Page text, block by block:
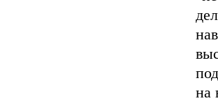
на